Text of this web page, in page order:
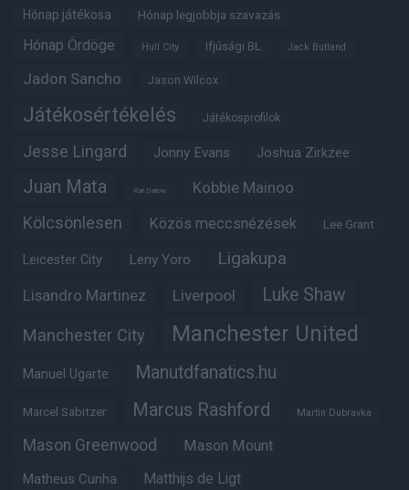
Hónap játékosa Hónap legjobbja szavazás
Hónap Ördöge Hull City Ifjúsági BL Jack Butland
Jadon Sancho Jason Wilcox
Játékosértékelés Játékosprofilok
Jesse Lingard Jonny Evans Joshua Zirkzee
Juan Mata Karl Darlow Kobbie Mainoo
Kölcsönlesen Közös meccsnézések Lee Grant
Leicester City Leny Yoro Ligakupa
Lisandro Martinez Liverpool Luke Shaw
Manchester City Manchester United
Manuel Ugarte Manutdfanatics.hu
Marcel Sabitzer Marcus Rashford Martin Dubravka
Mason Greenwood Mason Mount
Matheus Cunha Matthijs de Ligt